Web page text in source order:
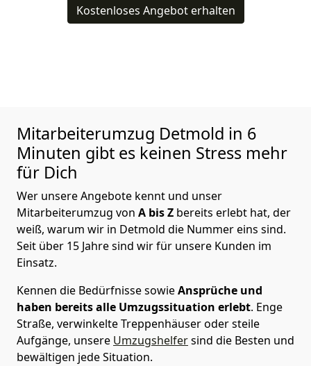
Kostenloses Angebot erhalten
Mitarbeiterumzug Detmold in 6
Minuten gibt es keinen Stress mehr
für Dich
Wer unsere Angebote kennt und unser
Mitarbeiterumzug von A bis Z bereits erlebt hat, der
weiß, warum wir in Detmold die Nummer eins sind.
Seit über 15 Jahre sind wir für unsere Kunden im
Einsatz.
Kennen die Bedürfnisse sowieAnsprüche und
haben bereits alle Umzugssituation erlebt. Enge
Straße, verwinkelte Treppenhäuser oder steile
Aufgänge, unsere Umzugshelfersind die Besten und
bewältigen jede Situation.